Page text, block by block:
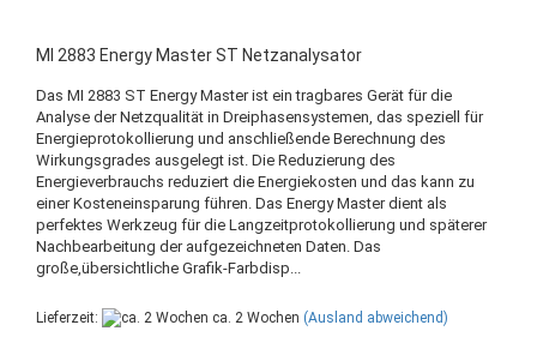
MI 2883 Energy Master ST Netzanalysator
Das MI 2883 ST Energy Master ist ein tragbares Gerät für die
Analyse der Netzqualität in Dreiphasensystemen, das speziell für
Energieprotokollierung und anschließende Berechnung des
Wirkungsgrades ausgelegt ist. Die Reduzierung des
Energieverbrauchs reduziert die Energiekosten und das kann zu
einer Kosteneinsparung führen. Das Energy Master dient als
perfektes Werkzeug für die Langzeitprotokollierung und späterer
Nachbearbeitung der aufgezeichneten Daten. Das
große,übersichtliche Grafik-Farbdisp...
Lieferzeit: ca. 2 Wochen (Ausland abweichend)